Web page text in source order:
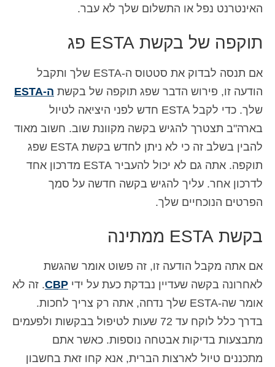
האינטרנט נפל או התשלום שלך לא עבר.
תוקפה של בקשת ESTA פג
אם תנסה לבדוק את סטטוס ה-ESTA שלך ותקבל
הודעה זו, פירוש הדבר שפג תוקפה של בקשת ה-ESTA
שלך. כדי לקבל ESTA חדש לפני היציאה לטיול
בארה"ב תצטרך להגיש בקשה מקוונת שוב. חשוב מאוד
להבין בשלב זה כי לא ניתן לחדש בקשת ESTA שפג
תוקפה. אתה גם לא יכול להעביר ESTA מדרכון אחד
לדרכון אחר. עליך להגיש בקשה חדשה על סמך
הפרטים הנוכחיים שלך.
בקשת ESTA ממתינה
אם אתה מקבל הודעה זו, זה פשוט אומר שהגשת
לאחרונה בקשה שעדיין נבדקת כעת על ידי CBP. זה לא
אומר שה-ESTA שלך נדחה, אתה רק צריך לחכות.
בדרך כלל לוקח עד 72 שעות לטיפול בבקשות ולפעמים
מתבצעות בדיקות אבטחה נוספות. כאשר אתם
מתכננים טיול לארצות הברית, אנא קחו זאת בחשבון